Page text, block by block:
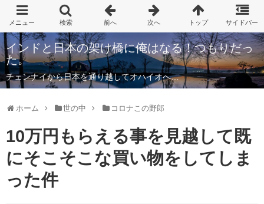
インドと日本の架け橋に俺はなる！つもりだっ
た。
チェンナイから日本を通り越してオハイオへ…
ホーム 世の中 コロナこの野郎
10万円もらえる事を見越して既
にそこそこな買い物をしてしま
った件